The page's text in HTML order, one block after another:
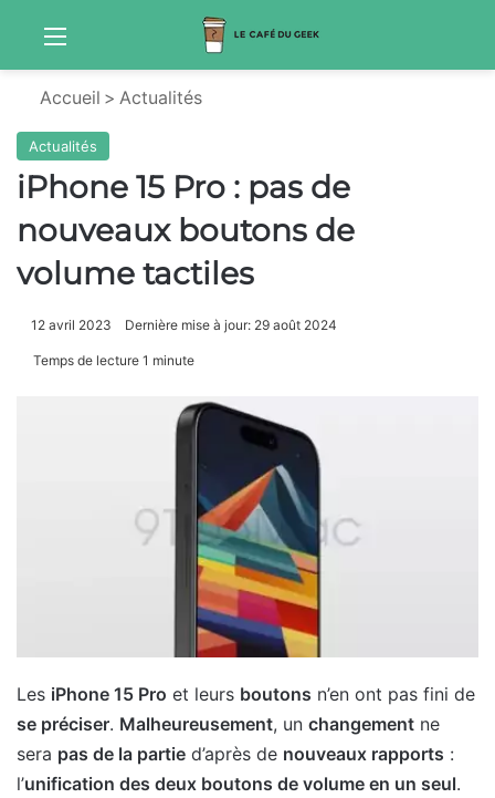
Menu
Accueil > Actualités
Actualités
iPhone 15 Pro : pas de
nouveaux boutons de
volume tactiles
12 avril 2023 Dernière mise à jour: 29 août 2024
Temps de lecture 1 minute
Les iPhone 15 Pro et leurs boutons n’en ont pas fini de
se préciser. Malheureusement, un changement ne
sera pas de la partie d’après de nouveaux rapports :
l’unification des deux boutons de volume en un seul.